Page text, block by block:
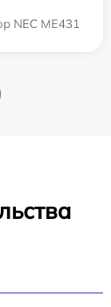
NEC ME431